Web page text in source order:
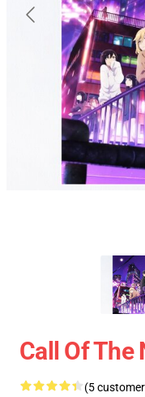
Call Of The
(5